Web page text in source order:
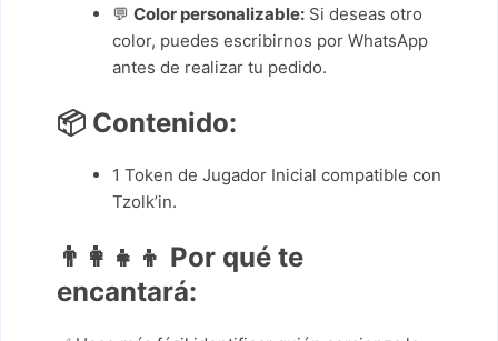
💬 Color personalizable: Si deseas otro
color, puedes escribirnos por WhatsApp
antes de realizar tu pedido.
📦 Contenido:
1 Token de Jugador Inicial compatible con
Tzolk’in.
👨‍👩‍👧‍👦 Por qué te
encantará: